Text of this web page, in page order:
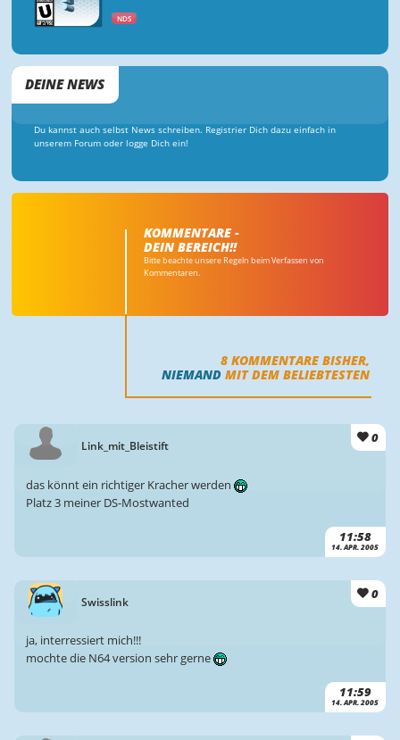
NDS
DEINE NEWS
Du kannst auch selbst News schreiben. Registrier Dich dazu einfach in
unserem Forum oder logge Dich ein!
KOMMENTARE -
DEIN BEREICH!!
Bitte beachte unsere Regeln beim Verfassen von
Kommentaren.
8 KOMMENTARE BISHER,
NIEMAND MIT DEM BELIEBTESTEN
Link_mit_Bleistift 0
11:58
14. APR. 2005
das könnt ein richtiger Kracher werden
Platz 3 meiner DS-Mostwanted
Swisslink
0
11:59
14. APR. 2005
ja, interressiert mich!!!
mochte die N64 version sehr gerne